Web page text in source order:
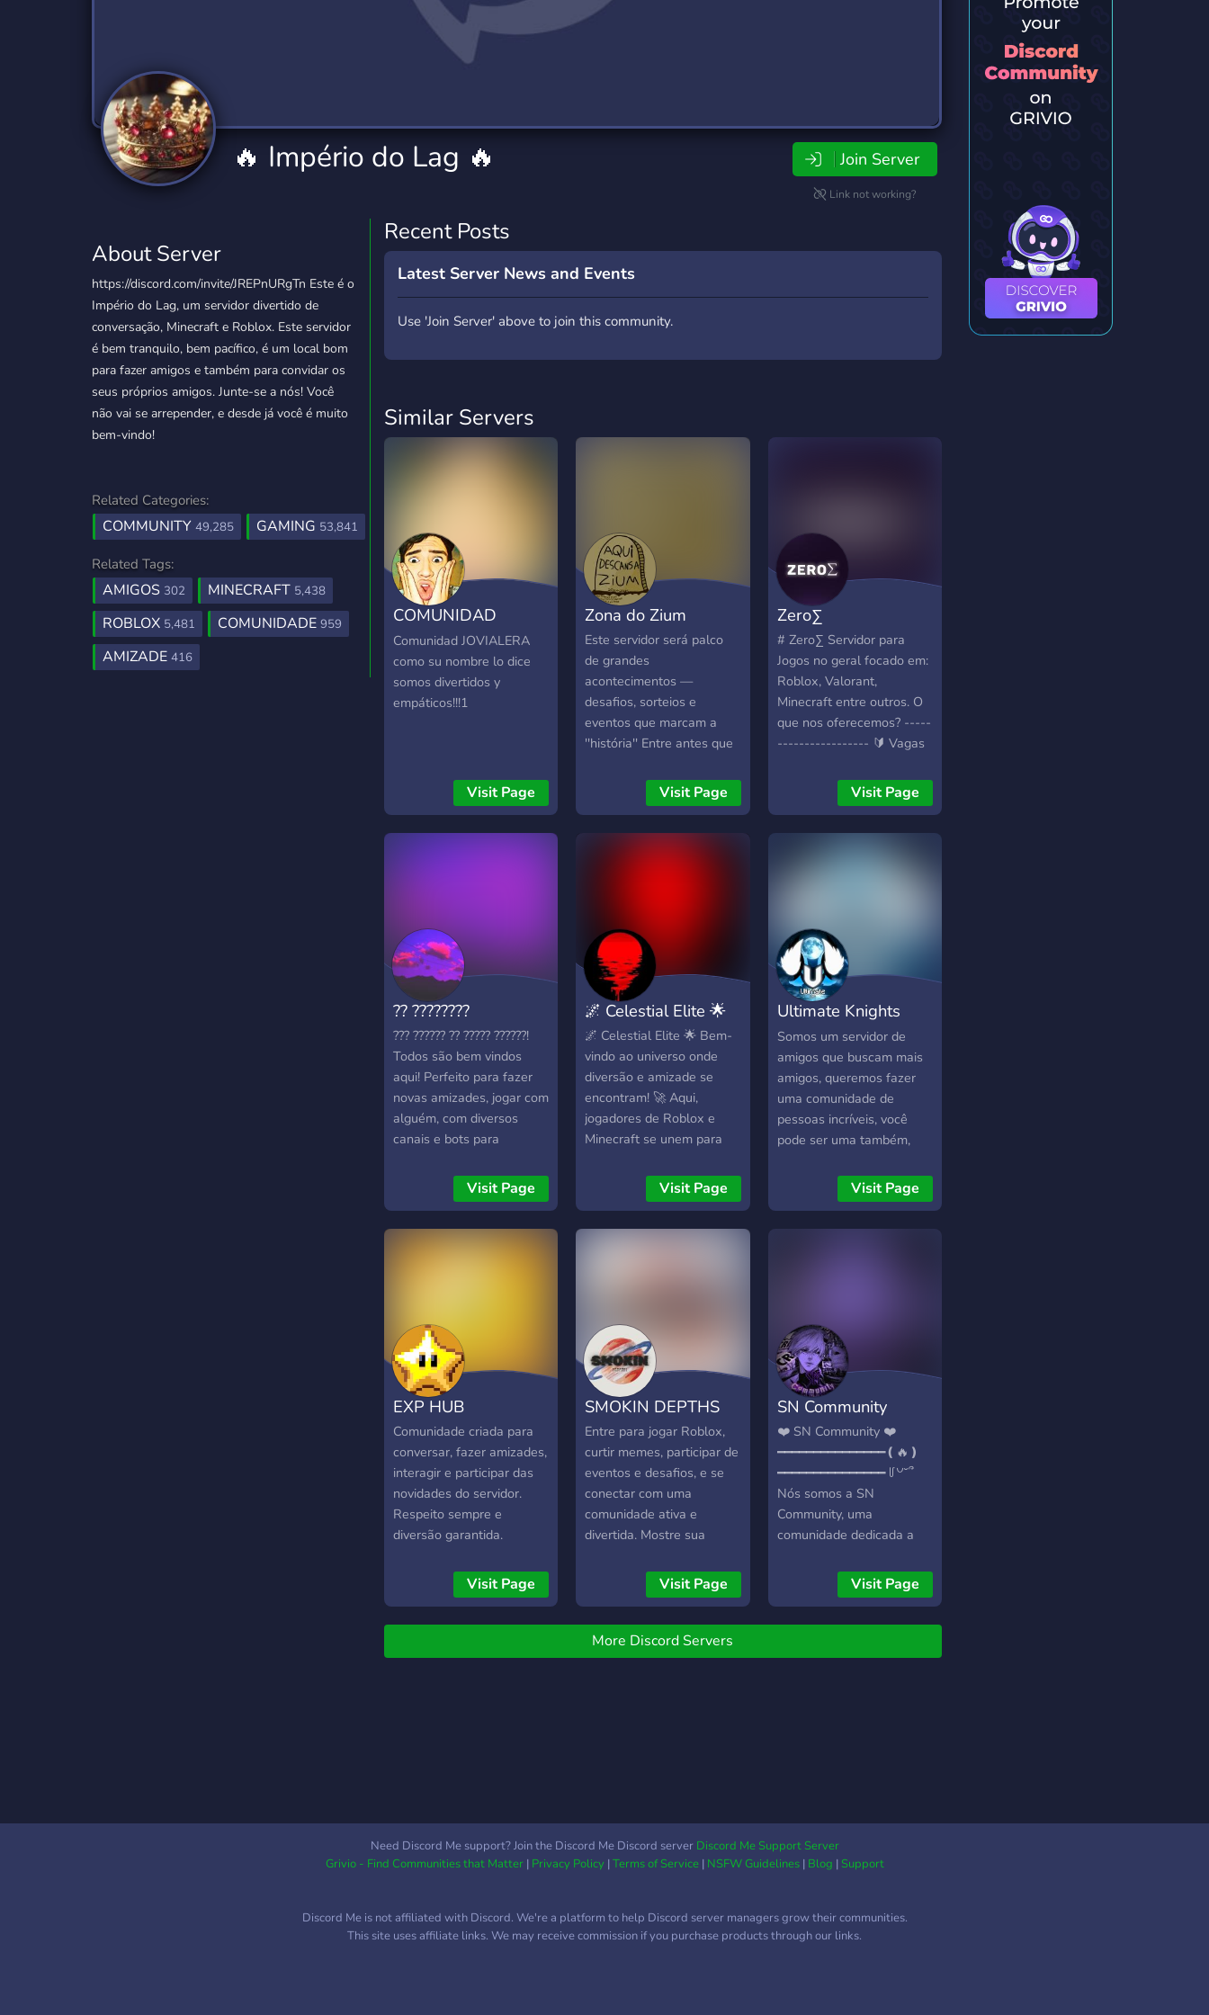
Trading
1,149 Servers
Travel
Twitch
359 Servers
YouTube
852 Servers
YouTuber
3,011 Servers
🔥 Império do Lag 🔥 Join Server
Link not working?
About Server
https://discord.com/invite/JREPnURgTn Este é o
Império do Lag, um servidor divertido de
conversação, Minecraft e Roblox. Este servidor
é bem tranquilo, bem pacífico, é um local bom
para fazer amigos e também para convidar os
seus próprios amigos. Junte-se a nós! Você
não vai se arrepender, e desde já você é muito
bem-vindo!
Related Categories:
COMMUNITY 49,285 GAMING 53,841
Related Tags:
AMIGOS 302 MINECRAFT 5,438
ROBLOX 5,481 COMUNIDADE 959
AMIZADE 416
Recent Posts
Latest Server News and Events
Use 'Join Server' above to join this community.
Similar Servers
COMUNIDAD
JOVIALERA
Comunidad JOVIALERA
como su nombre lo dice
somos divertidos y
empáticos!!!1
Visit Page
Zona do Zium
Este servidor será palco
de grandes
acontecimentos —
desafios, sorteios e
eventos que marcam a
''história'' Entre antes que
Visit Page
Zero∑
# Zero∑ Servidor para
Jogos no geral focado em:
Roblox, Valorant,
Minecraft entre outros. O
que nos oferecemos? -----
----------------- 🔰 Vagas
Economia 📢 Patrocinios
Abertos 🔊 Musicas nas
Visit Page
?? ????????
??? ?????? ?? ????? ??????!
Todos são bem vindos
aqui! Perfeito para fazer
novas amizades, jogar com
alguém, com diversos
canais e bots para
Venha logo! Visit Page
🌌 Celestial Elite 🌟
🌌 Celestial Elite 🌟 Bem-
vindo ao universo onde
diversão e amizade se
encontram! 🚀 Aqui,
jogadores de Roblox e
Minecraft se unem para
em um ambiente cheio de
energia, eventos, e
sorteios semanais 💬
Comunidade ativa e
acolhedora 👑 Sistema de
ranks e recompensas
exclusivas 🌠 Espaço para
criadores e clãs Entre para
o Celestial Elite e mostre
que você faz parte da elite
dos games! 🌍🔥
Visit Page
Ultimate Knights
#UTM
Somos um servidor de
amigos que buscam mais
amigos, queremos fazer
uma comunidade de
pessoas incríveis, você
pode ser uma também,
Visit Page
EXP HUB
Comunidade criada para
conversar, fazer amizades,
interagir e participar das
novidades do servidor.
Respeito sempre e
diversão garantida.
Visit Page
SMOKIN DEPTHS
Entre para jogar Roblox,
curtir memes, participar de
eventos e desafios, e se
conectar com uma
comunidade ativa e
divertida. Mostre sua
SMK e faça parte da
Visit Page
SN Community
❤️ SN Community ❤️
━━━━━━━━━━━━━━━❪🔥❫
━━━━━━━━━━━━━━━ ꒥꒡˘՞
Nós somos a SN
Community, uma
comunidade dedicada a
nossos membros com
muito carinho. Aqui, além
encontrará diversas
divertir! Contamos com
administradores ativos,
uma equipe eficiente para
respeito. Então, o que está
Visit Page
More Discord Servers
Need Discord Me support? Join the Discord Me Discord server Discord Me Support Server
Grivio - Find Communities that Matter| Privacy Policy|Terms of Service| NSFW Guidelines| Blog |Support
Discord Me is not affiliated with Discord. We're a platform to help Discord server managers grow their communities.
This site uses affiliate links. We may receive commission if you purchase products through our links.